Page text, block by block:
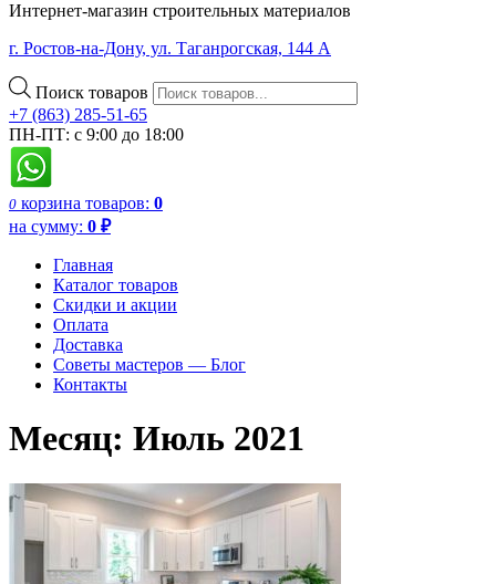
Интернет-магазин строительных материалов
г. Ростов-на-Дону, ул. Таганрогская, 144 А
Поиск товаров
+7 (863) 285-51-65
ПН-ПТ: с 9:00 до 18:00
0 корзина товаров: 0
на сумму: 0 ₽
Главная
Каталог товаров
Скидки и акции
Оплата
Доставка
Советы мастеров — Блог
Контакты
Месяц: Июль 2021